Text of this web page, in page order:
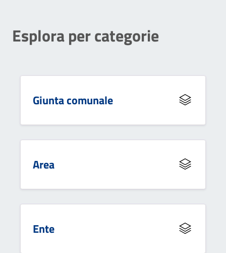
Esplora per categorie
Giunta comunale
Area
Ente